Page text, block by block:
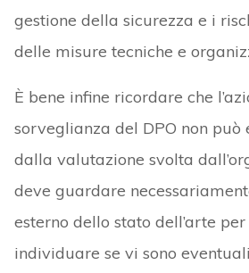
gestione della sicurezza e i
delle misure tecniche e
È bene infine ricordare che
sorveglianza del DPO non può
dalla valutazione svolta
deve guardare
esterno dello stato dell’arte
individuare se vi sono